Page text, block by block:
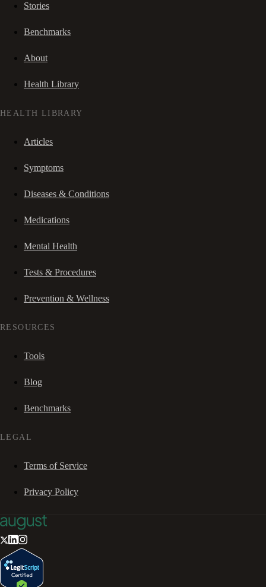
Stories
Benchmarks
About
Health Library
HEALTH LIBRARY
Articles
Symptoms
Diseases & Conditions
Medications
Mental Health
Tests & Procedures
Prevention & Wellness
RESOURCES
Tools
Blog
Benchmarks
LEGAL
Terms of Service
Privacy Policy